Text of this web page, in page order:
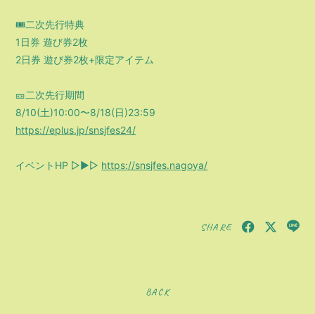
🎟️二次先行特典
1日券 遊び券2枚
2日券 遊び券2枚+限定アイテム
🎫二次先行期間
8/10(土)10:00〜8/18(日)23:59
https://eplus.jp/snsjfes24/
イベントHP ▷▶▷ https://snsjfes.nagoya/
SHARE
BACK